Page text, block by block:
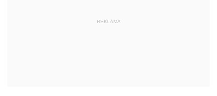
REKLAMA